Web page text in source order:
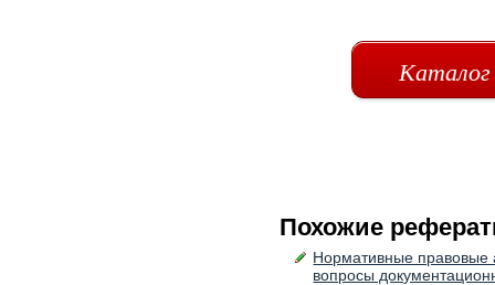
Похожие
Нормативные правовые
вопросы